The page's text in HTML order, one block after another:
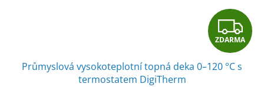
Z
D
ZDARMA
Průmyslová vysokoteplotní topná deka 0–120 °C s
termostatem DigiTherm